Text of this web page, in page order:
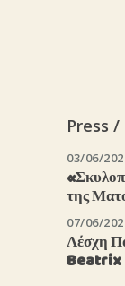
Press
03/06/
της
07/06/
Λέσχη